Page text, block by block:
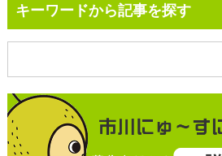
キーワードから記事を探す